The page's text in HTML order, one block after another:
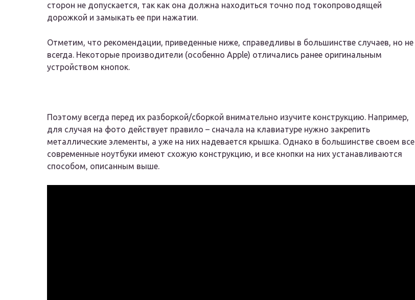
сторон не допускается, так как она должна находиться точно под токопроводящей
дорожкой и замыкать ее при нажатии.
Отметим, что рекомендации, приведенные ниже, справедливы в большинстве случаев, но не
всегда. Некоторые производители (особенно Apple) отличались ранее оригинальным
устройством кнопок.
Поэтому всегда перед их разборкой/сборкой внимательно изучите конструкцию. Например,
для случая на фото действует правило – сначала на клавиатуре нужно закрепить
металлические элементы, а уже на них надевается крышка. Однако в большинстве своем все
современные ноутбуки имеют схожую конструкцию, и все кнопки на них устанавливаются
способом, описанным выше.